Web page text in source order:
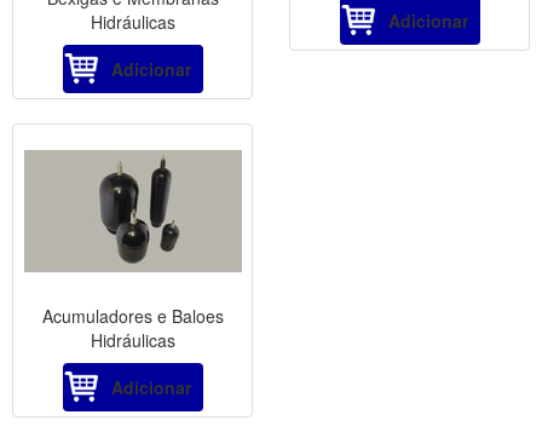
Hidráulicas
Adicionar
Adicionar
Acumuladores e Baloes
Hidráulicas
Adicionar